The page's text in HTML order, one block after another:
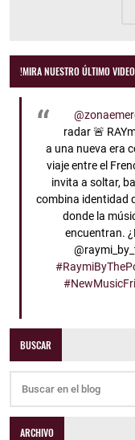
!MIRA NUESTRO ÚLTIMO
radar 🚨
a una nueva era
viaje entre el
invita a soltar,
combina identidad
donde la
encuentran.
BUSCAR
ARCHIVO